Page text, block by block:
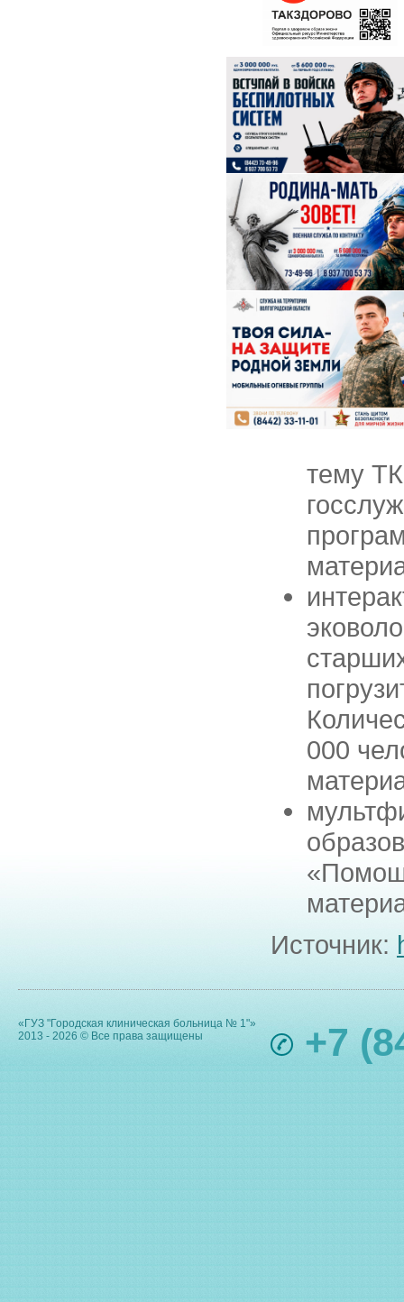
тему
000
Источник:
«ГУЗ "Городская клиническая больница № 1"»
2013 - 2026 © Все права защищены
+7